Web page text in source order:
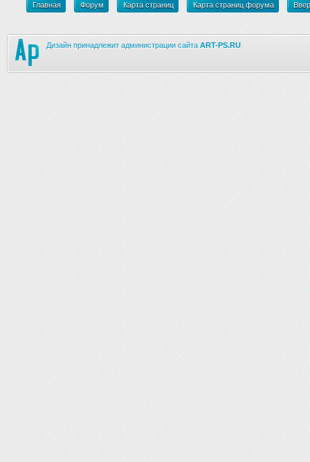
Главная Форум Карта страниц Карта страниц форума
Дизайн принадлежит администрации сайта ART-PS.RU